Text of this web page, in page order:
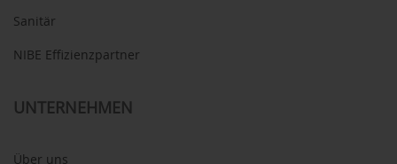
Sanitär
NIBE Effizienzpartner
UNTERNEHMEN
Über uns